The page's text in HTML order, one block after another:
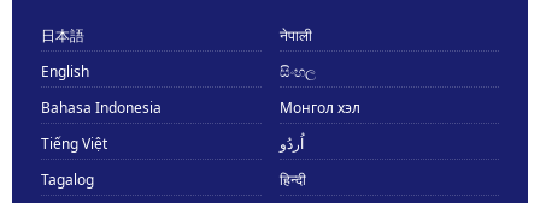
日本語
नेपाली
English
සිංහල
Bahasa Indonesia
Монгол хэл
Tiếng Việt
اُردُو
Tagalog
हिन्दी